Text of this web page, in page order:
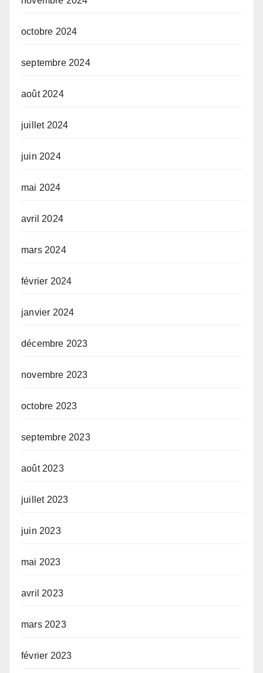
octobre 2024
septembre 2024
août 2024
juillet 2024
juin 2024
mai 2024
avril 2024
mars 2024
février 2024
janvier 2024
décembre 2023
novembre 2023
octobre 2023
septembre 2023
août 2023
juillet 2023
juin 2023
mai 2023
avril 2023
mars 2023
février 2023